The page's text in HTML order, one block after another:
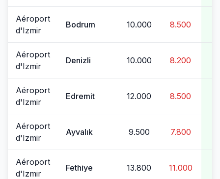
Aéroport
d'Izmir
Bodrum 10.000 8.500
Aéroport
d'Izmir
Denizli 10.000 8.200
Aéroport
d'Izmir
Edremit 12.000 8.500
Aéroport
d'Izmir
Ayvalık 9.500 7.800
Aéroport
d'Izmir
Fethiye 13.800 11.000